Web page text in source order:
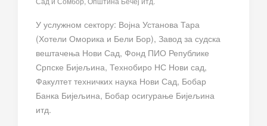
У услужном сектору: Војна Установа Тара
(Хотели Оморика и Бели Бор), Завод за судска
вештачења Нови Сад, Фонд ПИО Републике
Српске Бијељина, Технобиро НС Нови сад,
Факултет техничких наука Нови Сад, Бобар
Банка Бијељина, Бобар осигурање Бијељина
итд.